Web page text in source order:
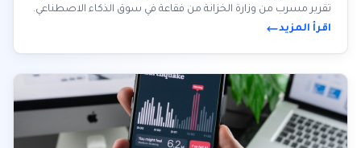
تقرير مسرب من وزارة الخزانة من فقاعة في سوق الذكاء الاصطناعي.
اقرأ المزيد